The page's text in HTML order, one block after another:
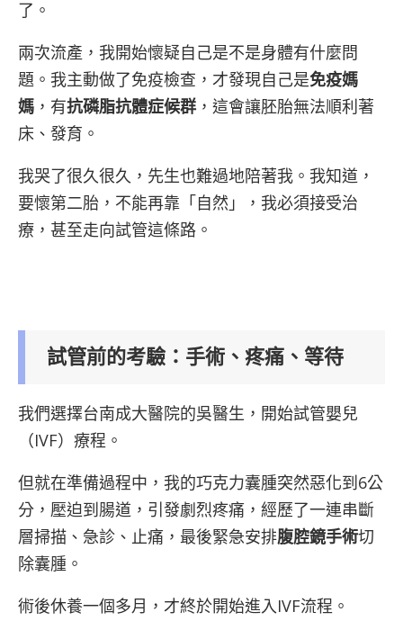
了。
兩次流產，我開始懷疑自己是不是身體有什麼問
題。我主動做了免疫檢查，才發現自己是免疫媽
媽 ，有抗磷脂抗體症候群 ，這會讓胚胎無法順利著
床、發育。
我哭了很久很久，先生也難過地陪著我。我知道，
要懷第二胎，不能再靠「自然」，我必須接受治
療，甚至走向試管這條路。
試管前的考驗：手術、疼痛、等待
我們選擇台南成大醫院的吳醫生，開始試管嬰兒
（IVF）療程。
但就在準備過程中，我的巧克力囊腫突然惡化到6公
分，壓迫到腸道，引發劇烈疼痛，經歷了一連串斷
層掃描、急診、止痛，最後緊急安排腹腔鏡手術切
除囊腫。
術後休養一個多月，才終於開始進入IVF流程。